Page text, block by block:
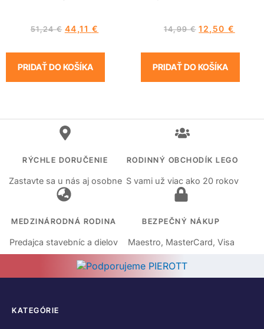
51,24€ 44,11 €
PRIDAŤ DO KOŠÍKA
14,99€ 12,50€
PRIDAŤ DO KOŠÍKA
RÝCHLE DORUČENIE
Zastavte sa u nás aj osobne
RODINNÝ OBCHODÍK LEGO
S vami už viac ako 20 rokov
MEDZINÁRODNÁ RODINA
Predajca stavebníc a dielov
BEZPEČNÝ NÁKUP
Maestro, MasterCard, Visa
KATEGÓRIE